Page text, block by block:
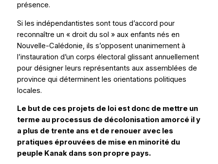
présence.
Si les indépendantistes sont tous d’accord pour
reconnaître un « droit du sol » aux enfants nés en
Nouvelle-Calédonie, ils s’opposent unanimement à
l’instauration d’un corps électoral glissant annuellement
pour désigner leurs représentants aux assemblées de
province qui déterminent les orientations politiques
locales.
Le but de ces projets de loi est donc de mettre un
terme au processus de décolonisation amorcé il y
a plus de trente ans et de renouer avec les
pratiques éprouvées de mise en minorité du
peuple Kanak dans son propre pays.